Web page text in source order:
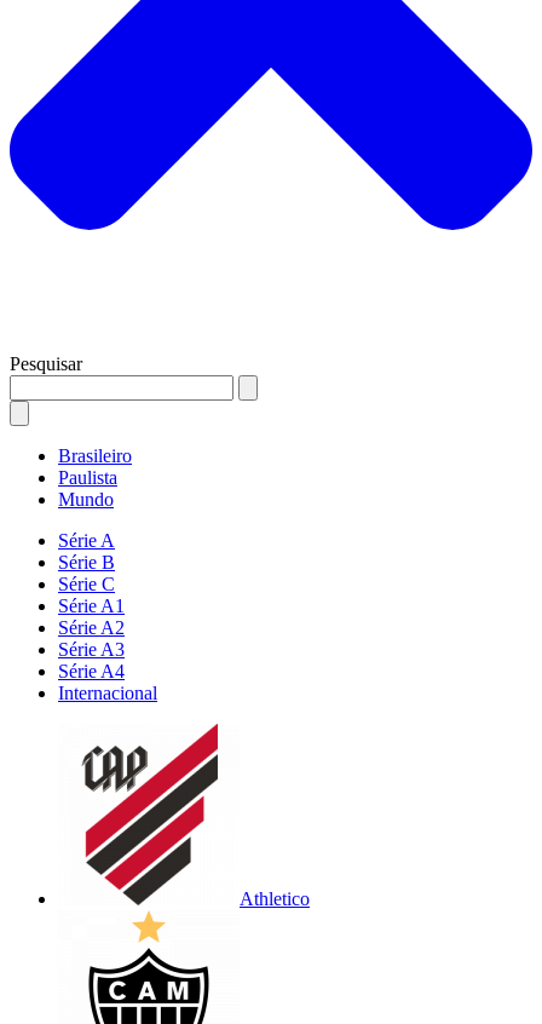
Pesquisar
Brasileiro
Paulista
Mundo
Série A
Série B
Série C
Série A1
Série A2
Série A3
Série A4
Internacional
Athletico